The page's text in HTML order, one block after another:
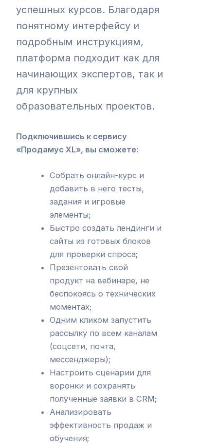
успешных курсов. Благодаря
понятному интерфейсу и
подробным инструкциям,
платформа подходит как для
начинающих экспертов, так и
для крупных
образовательных проектов.
Подключившись к сервису
«Продамус XL», вы сможете:
Собрать онлайн-курс и
добавить в него тесты,
задания и игровые
элементы;
Быстро создать лендинги и
сайты из готовых блоков
для проверки спроса;
Презентовать свой
продукт на вебинаре, не
беспокоясь о технических
моментах;
Одним кликом запустить
рассылку по всем каналам
(соцсети, почта,
мессенджеры);
Настроить сценарии для
воронки и сохранять
полученные заявки в CRM;
Анализировать
эффективность продаж и
обучения;